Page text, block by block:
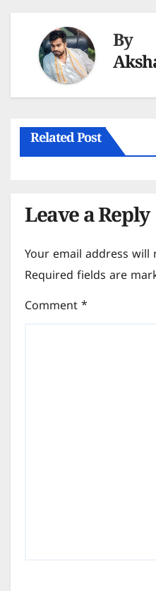
By
Related Post
Leave a Reply
Your email address will
Required fields are
Comment *